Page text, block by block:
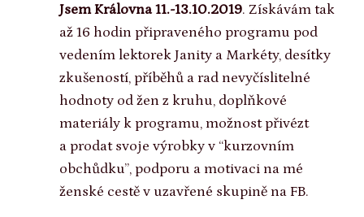
Jsem Královna 11.-13.10.2019. Získávám tak
až 16 hodin připraveného programu pod
vedením lektorek Janity a Markéty, desítky
zkušeností, příběhů a rad nevyčíslitelné
hodnoty od žen z kruhu, doplňkové
materiály k programu, možnost přivézt
a prodat svoje výrobky v “kurzovním
obchůdku”, podporu a motivaci na mé
ženské cestě v uzavřené skupině na FB.